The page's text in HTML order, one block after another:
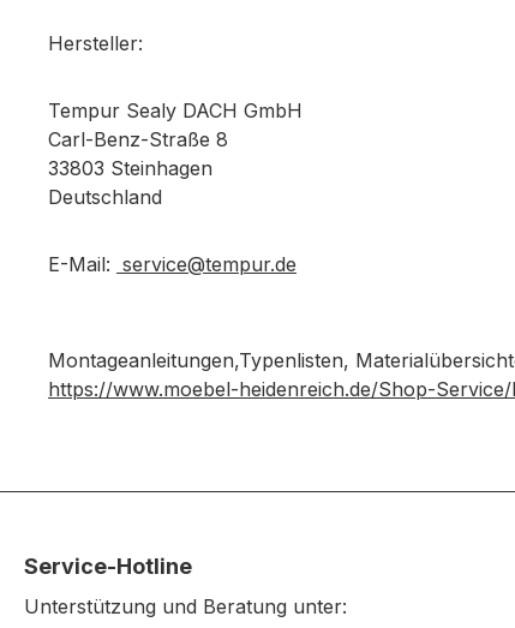
Hersteller:
Tempur Sealy DACH GmbH
Carl-Benz-Straße 8
33803 Steinhagen
Deutschland
E-Mail: service@tempur.de
Montageanleitungen,Typenlisten,
https://www.moebel-heidenreich.de/Shop-
Service-Hotline
Unterstützung und Beratung unter: